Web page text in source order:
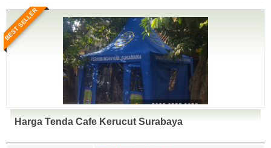
BEST SELLER
Harga Tenda Cafe Kerucut Surabaya